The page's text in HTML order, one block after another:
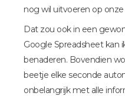
nog wil uitvoeren op
Dat zou ook in een
Google Spreadsheet kan
benaderen. Bovendien
beetje elke seconde
onbelangrijk met alle